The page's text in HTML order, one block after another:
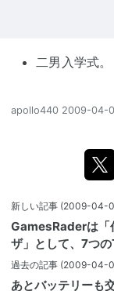
二男入学式。
apollo440 2009-04-
新しい記事 (2009-04-
GamesRaderは「
ザ」として、7つ
過去の記事 (2009-04-
あとバッテリーも